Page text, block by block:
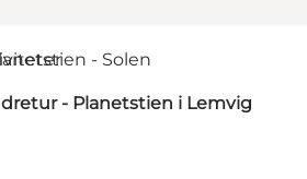
- Planetstien i Lemvig